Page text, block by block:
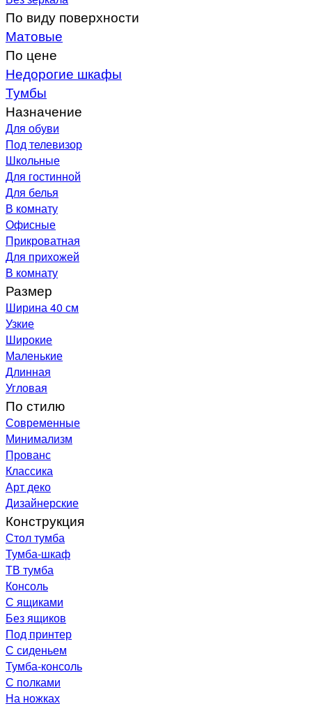
По виду поверхности
Матовые
По цене
Недорогие шкафы
Тумбы
Назначение
Для обуви
Под телевизор
Школьные
Для гостинной
Для белья
В комнату
Офисные
Прикроватная
Для прихожей
В комнату
Размер
Ширина 40 см
Узкие
Широкие
Маленькие
Длинная
Угловая
По стилю
Современные
Минимализм
Прованс
Классика
Арт деко
Дизайнерские
Конструкция
Стол тумба
Тумба-шкаф
ТВ тумба
Консоль
С ящиками
Без ящиков
Под принтер
С сиденьем
Тумба-консоль
С полками
На ножках